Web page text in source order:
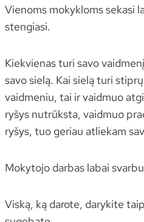
Vienoms mokykloms sekasi
stengiasi.
Kiekvienas turi savo
savo sielą. Kai sielą turi
vaidmeniu, tai ir vaidmuo
ryšys nutrūksta, vaidmuo
ryšys, tuo geriau atliekam
Mokytojo darbas labai
Viską, ką darote, darykite